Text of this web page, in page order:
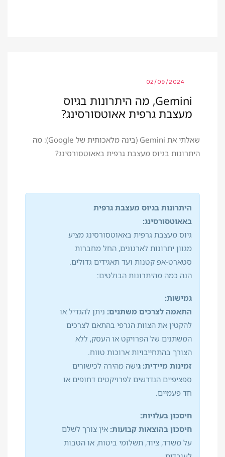
02/09/2024
Gemini, מה היתרונות בגיוס
מעצבת גרפית אאוטסורסינג?
שאלתי את Gemini (בינה מלאכותית של Google): מה
היתרונות בגיוס מעצבת גרפית באאוטסורסינג?
היתרונות בגיוס מעצבת גרפית
באאוטסורסינג:
גיוס מעצבת גרפית באאוטסורסינג מציע
מגוון יתרונות לארגונים, החל מחברות
סטארט-אפ קטנות ועד תאגידים גדולים.
הנה כמה מהיתרונות הבולטים:
גמישות:
התאמה לצרכים משתנים: ניתן להגדיל או
להקטין את הצוות הגרפי בהתאם לצרכים
המשתנים של הפרויקט או העסק, ללא
הצורך בהתחייבויות ארוכות טווח.
זמינות מיידית: גישה מהירה לכישורים
ספציפיים הנדרשים לפרויקטים דחופים או
חד פעמיים.
חיסכון בעלויות:
חיסכון בהוצאות קבועות: אין צורך לשלם
על משרד, ציוד, תשלומי ביטוח, או הטבות